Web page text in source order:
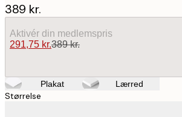
389 kr.
Aktivér din medlemspris
291,75 kr.389 kr.
Plakat Lærred
Størrelse